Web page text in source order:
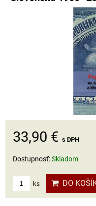
33,90 € s DPH
Dostupnosť:Skladom
ks DO